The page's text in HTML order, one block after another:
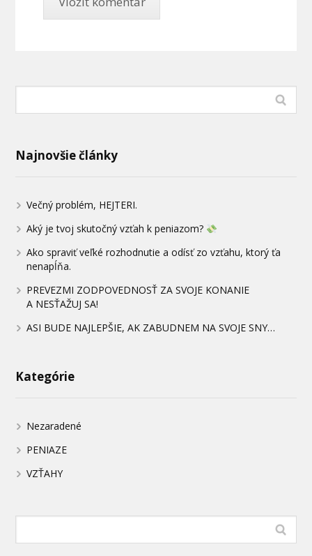
Najnovšie články
Večný problém, HEJTERI.
Aký je tvoj skutočný vzťah k peniazom?
Ako spraviť veľké rozhodnutie a odísť zo vzťahu, ktorý ťa
nenapĺňa.
PREVEZMI ZODPOVEDNOSŤ ZA SVOJE KONANIE
A NESŤAŽUJ SA!
ASI BUDE NAJLEPŠIE, AK ZABUDNEM NA SVOJE SNY…
Kategórie
Nezaradené
PENIAZE
VZŤAHY